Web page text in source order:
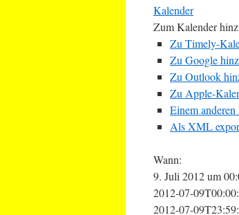
Kalender
Zum Kalender
Zu Timely-
Zu Google
Zu Outlook
Zu Apple-
Einem
Als XML
Wann:
9. Juli 2012 um
2012-07-
2012-07-